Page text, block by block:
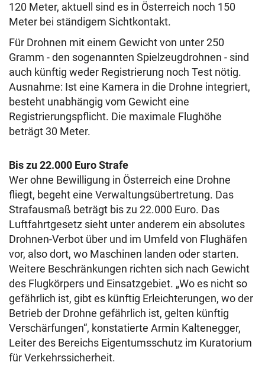
120 Meter, aktuell sind es in Österreich noch 150
Meter bei ständigem Sichtkontakt.
Für Drohnen mit einem Gewicht von unter 250
Gramm - den sogenannten Spielzeugdrohnen - sind
auch künftig weder Registrierung noch Test nötig.
Ausnahme: Ist eine Kamera in die Drohne integriert,
besteht unabhängig vom Gewicht eine
Registrierungspflicht. Die maximale Flughöhe
beträgt 30 Meter.
Bis zu 22.000 Euro Strafe
Wer ohne Bewilligung in Österreich eine Drohne
fliegt, begeht eine Verwaltungsübertretung. Das
Strafausmaß beträgt bis zu 22.000 Euro. Das
Luftfahrtgesetz sieht unter anderem ein absolutes
Drohnen-Verbot über und im Umfeld von Flughäfen
vor, also dort, wo Maschinen landen oder starten.
Weitere Beschränkungen richten sich nach Gewicht
des Flugkörpers und Einsatzgebiet. „Wo es nicht so
gefährlich ist, gibt es künftig Erleichterungen, wo der
Betrieb der Drohne gefährlich ist, gelten künftig
Verschärfungen“, konstatierte Armin Kaltenegger,
Leiter des Bereichs Eigentumsschutz im Kuratorium
für Verkehrssicherheit.